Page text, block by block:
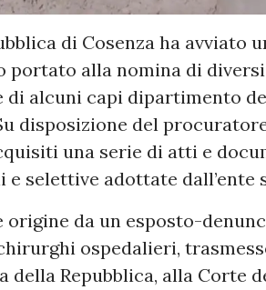
di Cosenza ha avviato
portato alla nomina di
alcuni capi dipartimento
disposizione del
una serie di atti e
selettive adottate dall’ente
da un esposto-
ospedalieri,
Repubblica, alla Corte